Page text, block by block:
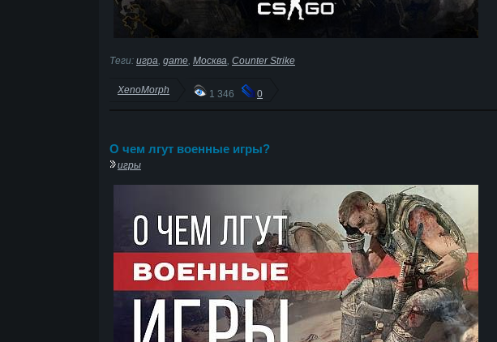
Теги: игра game Москва Counter Strike
XenoMorph 1 346 0
О чем лгут военные игры?
игры